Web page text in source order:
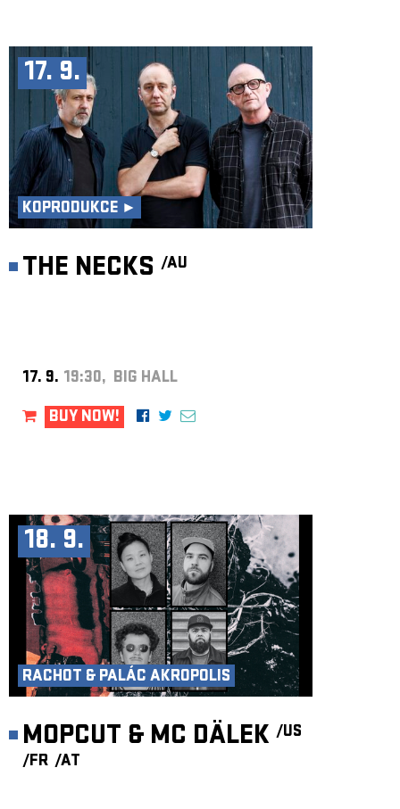
17. 9.
KOPRODUKCE ►
THE NECKS /AU
17. 9. 19:30, BIG HALL
BUY NOW!
18. 9.
RACHOT & PALÁC AKROPOLIS
MOPCUT & MC DÄLEK /US
/FR /AT